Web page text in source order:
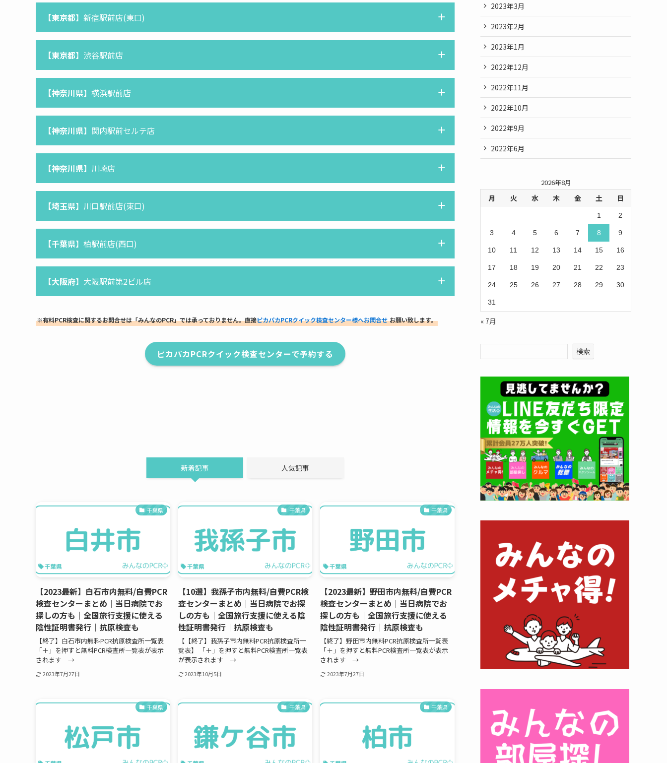
【東京都】新宿駅前店(東口)
【東京都】渋谷駅前店
【神奈川県】横浜駅前店
【神奈川県】関内駅前セルテ店
【神奈川県】川崎店
【埼玉県】川口駅前店(東口)
【千葉県】柏駅前店(西口)
【大阪府】大阪駅前第2ビル店
※有料PCR検査に関するお問合せは「みんなのPCR」では承っておりません。直接ピカパカPCRクイック検査センター様へお問合せ お願い致します。
ピカパカPCRクイック検査センターで予約する
新着記事 人気記事
千葉県
【2023最新】白石市内無料/自費PCR
検査センターまとめ｜当日病院でお
探しの方も｜全国旅行支援に使える
陰性証明書発行｜抗原検査も
【終了】白石市内無料PCR抗原検査所一覧表
「＋」を押すと無料PCR検査所一覧表が表示
されます →
2023年7月27日
千葉県
【10選】我孫子市内無料/自費PCR検
査センターまとめ｜当日病院でお探
しの方も｜全国旅行支援に使える陰
性証明書発行｜抗原検査も
【【終了】我孫子市内無料PCR抗原検査所一
覧表】 「＋」を押すと無料PCR検査所一覧表
が表示されます →
2023年10月5日
千葉県
【2023最新】野田市内無料/自費PCR
検査センターまとめ｜当日病院でお
探しの方も｜全国旅行支援に使える
陰性証明書発行｜抗原検査も
【終了】野田市内無料PCR抗原検査所一覧表
「＋」を押すと無料PCR検査所一覧表が表示
されます →
2023年7月27日
千葉県 千葉県 千葉県
2023年3月
2023年2月
2023年1月
2022年12月
2022年11月
2022年10月
2022年9月
2022年6月
2026年8月
月 火 水 木 金 土 日
1 2
3 4 5 6 7 8 9
10 11 12 13 14 15 16
17 18 19 20 21 22 23
24 25 26 27 28 29 30
31
« 7月
検索